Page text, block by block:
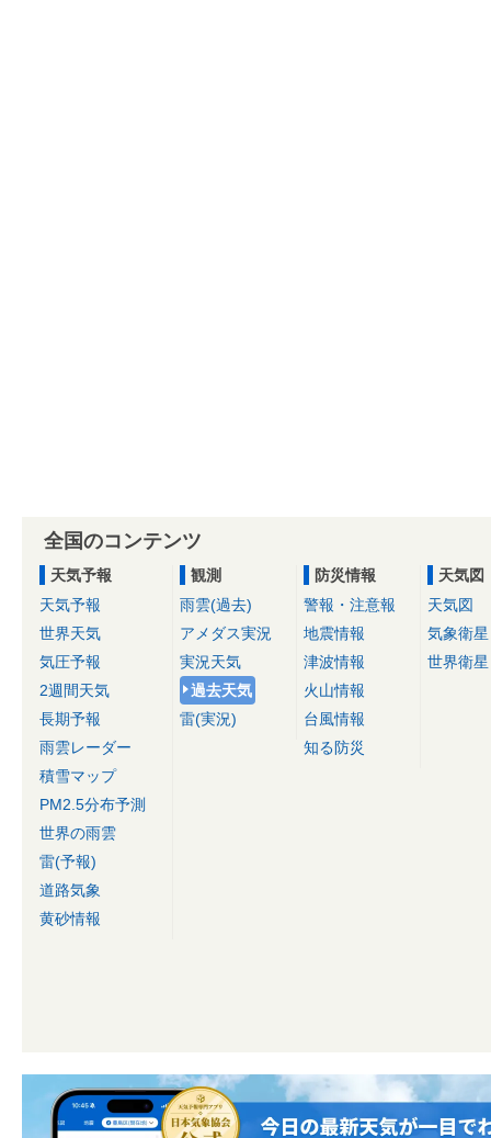
全国のコンテンツ
天気予報
天気予報
世界天気
気圧予報
2週間天気
長期予報
雨雲レーダー
積雪マップ
PM2.5分布予測
世界の雨雲
雷(予報)
道路気象
黄砂情報
観測
雨雲(過去)
アメダス実況
実況天気
過去天気
雷(実況)
防災情報
警報・注意報
地震情報
津波情報
火山情報
台風情報
知る防災
天気図
天気図
気象衛星
世界衛星